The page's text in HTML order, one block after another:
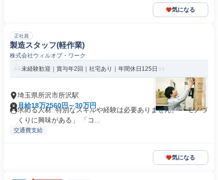
気になる
正社員
製造スタッフ(軽作業)
株式会社ウィルオブ・ワーク
未経験歓迎｜賞与年2回｜社宅あり｜年間休日125日
埼玉県所沢市所沢駅
月給18万2560円～30万円
求める人材: 特別なスキルや経験は必要ありません。 「モノづ
くりに興味がある」 「コ...
交通費支給
気になる